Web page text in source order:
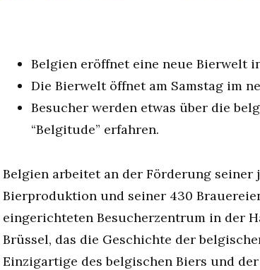
Belgien eröffnet eine neue Bierwelt
Die Bierwelt öffnet am Samstag im
Besucher werden etwas über die
“Belgitude” erfahren.
Belgien arbeitet an der Förderung seiner
Bierproduktion und seiner 430
eingerichteten Besucherzentrum in der
Brüssel, das die Geschichte der
Einzigartige des belgischen Biers und